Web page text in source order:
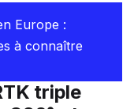
Europe :
à connaître
triple